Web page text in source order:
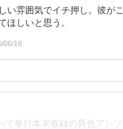
い雰囲気でイチ押し。彼が
ほしいと思う。
06/18
て単行本未収録の異色アン